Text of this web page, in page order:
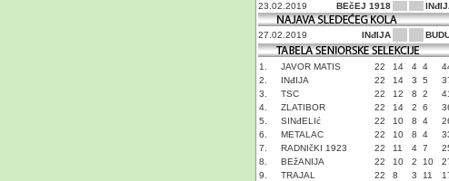
23.02.2019 BEčEJ 1918
27.02.2019 INđIJA
1. JAVOR MATIS 22 14 4 4
2.
INđIJA 22 14 3 5
3.
TSC 22 12 8 2
4.
ZLATIBOR 22 14 2 6
5.
SINđELIć 22 10 8 4
6.
METALAC 22 10 8 4
7.
RADNIčKI 1923 22 11 4 7
8.
BEžANIJA 22 10 2 10
9.
TRAJAL 22 8 3 11